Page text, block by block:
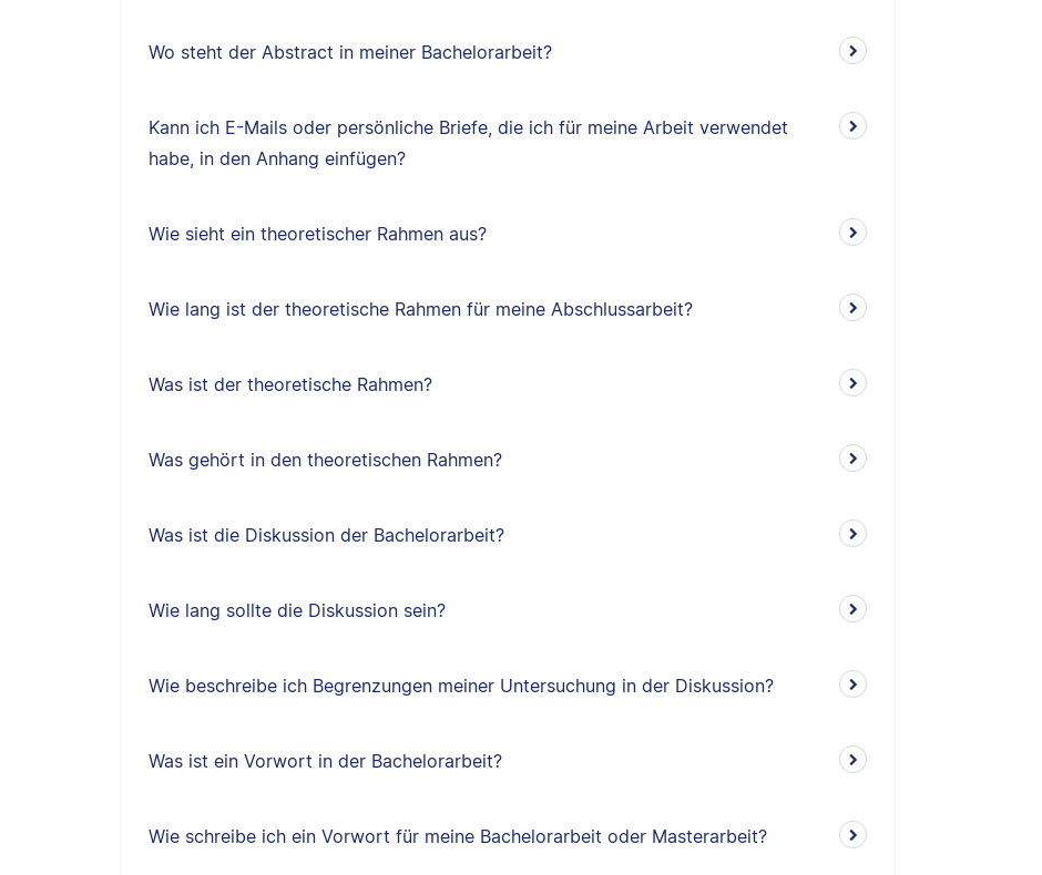
Wo steht der Abstract in meiner Bachelorarbeit?
Kann ich E-Mails oder persönliche Briefe, die ich für meine Arbeit verwendet
habe, in den Anhang einfügen?
Wie sieht ein theoretischer Rahmen aus?
Wie lang ist der theoretische Rahmen für meine Abschlussarbeit?
Was ist der theoretische Rahmen?
Was gehört in den theoretischen Rahmen?
Was ist die Diskussion der Bachelorarbeit?
Wie lang sollte die Diskussion sein?
Wie beschreibe ich Begrenzungen meiner Untersuchung in der Diskussion?
Was ist ein Vorwort in der Bachelorarbeit?
Wie schreibe ich ein Vorwort für meine Bachelorarbeit oder Masterarbeit?